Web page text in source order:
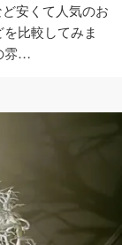
安くて人気のお
比較してみま
雰…